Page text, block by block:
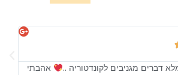

מאוד!
מלא דברים מגניבים לקונדטוריה ..